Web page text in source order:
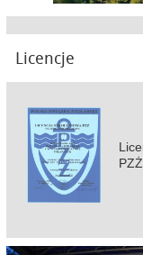
Licencje
PZŻ